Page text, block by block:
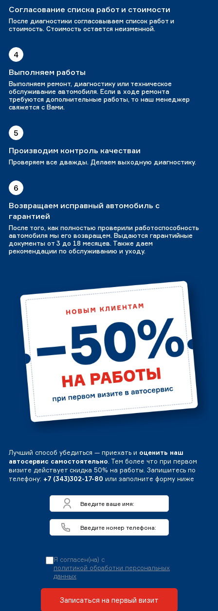
Согласование списка работ и стоимости
После диагностики согласовываем список работ и
стоимость. Стоимость остается неизменной.
4
Выполняем работы
Выполняем ремонт, диагностику или техническое
обслуживание автомобиля. Если в ходе ремонта
требуются дополнительные работы, то наш менеджер
свяжется с Вами.
5
Производим контроль качестваи
Проверяем все дважды. Делаем выходную диагностику.
6
Возвращаем исправный автомобиль с
гарантией
После того, как полностью проверили работоспособность
автомобиля мы его возвращем. Выдаются гарантийные
документы от 3 до 18 месяцев. Также даем
рекомендации по обслуживанию и уходу.
Лучший способ убедиться — приехать и оценить наш
автосервис самостоятельно. Тем более что при первом
визите действует скидка 50% на работы. Запишитесь по
телефону: +7 (343)302-17-80 или заполните форму ниже
Я согласен(на) с
политикой обработки персональных
данных
Записаться на первый визит